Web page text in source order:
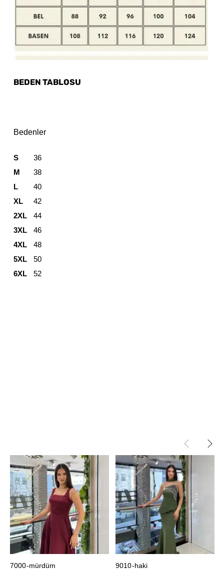
BEDEN TABLOSU
Bedenler
S
36
M
38
L
40
XL
42
2XL
44
3XL
46
4XL
48
5XL
50
6XL
52
7000-mürdüm 9010-haki